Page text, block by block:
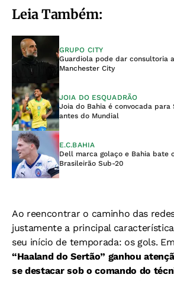
Leia Também:
GRUPO CITY
Guardiola pode dar consultoria
Manchester City
JOIA DO ESQUADRÃO
Joia do Bahia é convocada para
antes do Mundial
E.C.BAHIA
Dell marca golaço e Bahia bate
Brasileirão Sub-20
Ao reencontrar o caminho das
justamente a principal
seu início de temporada: os gols.
“Haaland do Sertão” ganhou
se destacar sob o comando do